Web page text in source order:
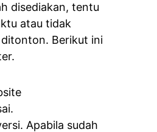
disediakan, tentu
atau tidak
Berikut ini
Apabila sudah